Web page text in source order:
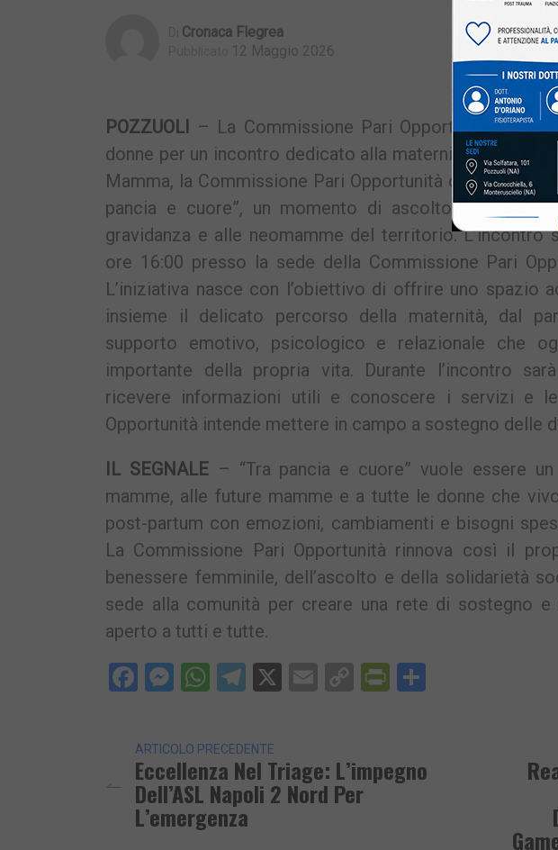
Cronaca Flegrea
12 Maggio 2026
POZZUOLI
– La Commissione Pari Opportunità del
donne per un incontro dedicato alla maternità e al
Mamma, la Commissione Pari Opportunità del Comune
pancia e cuore”, un momento di ascolto,
gravidanza e alle neomamme del territorio.
ore 16:00 presso la sede della Commissione Pari
L’iniziativa nasce con l’obiettivo di offrire uno spazio
insieme il delicato percorso della maternità, dal
supporto emotivo, psicologico e relazionale che
importante della propria vita. Durante l’incontro
ricevere informazioni utili e conoscere i servizi e
Opportunità intende mettere in campo a sostegno delle
IL SEGNALE– “Tra pancia e cuore” vuole essere
mamme, alle future mamme e a tutte le donne che
post-partum con emozioni, cambiamenti e bisogni
La Commissione Pari Opportunità rinnova così il
benessere femminile, dell’ascolto e della solidarietà
sede alla comunità per creare una rete di sostegno e
aperto a tutti e tutte.
Facebook
Messenger
WhatsApp
Telegram
X EmailCopyPrintFriendly
ARTICOLO PRECEDENTE
Eccellenza Nel Triage: L’impegno
Dell’ASL Napoli 2 Nord Per
L’emergenza